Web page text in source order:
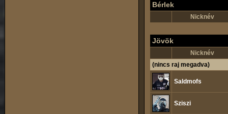
Bérlek
Nicknév
Jövök
Nicknév
(nincs raj megadva)
Saldmofs
Sziszi